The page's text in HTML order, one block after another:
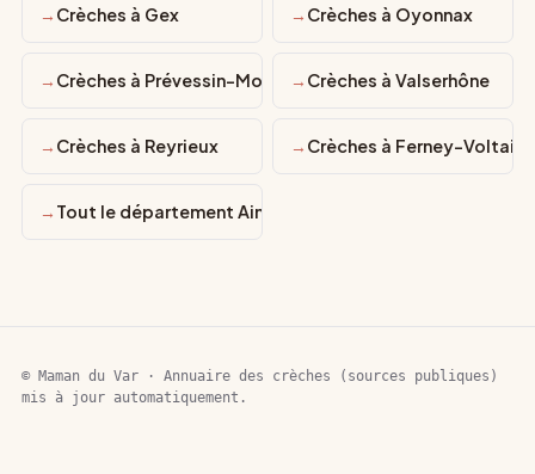
Crèches à Gex Crèches à Oyonnax
Crèches à Prévessin-Moëns Crèches à Valserhône
Crèches à Reyrieux Crèches à Ferney-Voltaire
Tout le département Ain
© Maman du Var · Annuaire des crèches (sources publiques)
mis à jour automatiquement.